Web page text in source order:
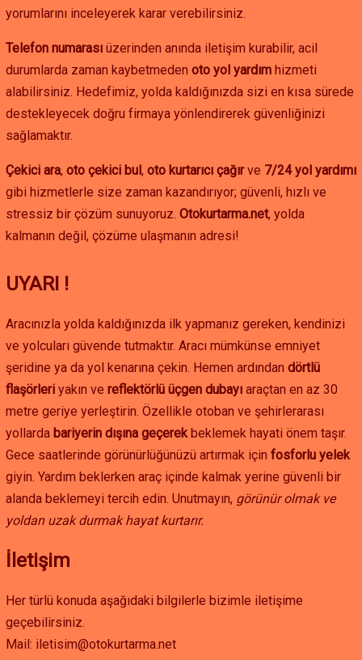
yorumlarını inceleyerek karar verebilirsiniz.
Telefon numarası üzerinden anında iletişim kurabilir, acil
durumlarda zaman kaybetmeden oto yol yardım hizmeti
alabilirsiniz. Hedefimiz, yolda kaldığınızda sizi en kısa sürede
destekleyecek doğru firmaya yönlendirerek güvenliğinizi
sağlamaktır.
Çekici ara, oto çekici bul, oto kurtarıcı çağırve 7/24 yol yardımı
gibi hizmetlerle size zaman kazandırıyor; güvenli, hızlı ve
stressiz bir çözüm sunuyoruz. Otokurtarma.net, yolda
kalmanın değil, çözüme ulaşmanın adresi!
UYARI !
Aracınızla yolda kaldığınızda ilk yapmanız gereken, kendinizi
ve yolcuları güvende tutmaktır. Aracı mümkünse emniyet
şeridine ya da yol kenarına çekin. Hemen ardından dörtlü
flaşörleri yakın ve reflektörlü üçgen dubayı araçtan en az 30
metre geriye yerleştirin. Özellikle otoban ve şehirlerarası
yollarda bariyerin dışına geçerek beklemek hayati önem taşır.
Gece saatlerinde görünürlüğünüzü artırmak için fosforlu yelek
giyin. Yardım beklerken araç içinde kalmak yerine güvenli bir
alanda beklemeyi tercih edin. Unutmayın, görünür olmak ve
yoldan uzak durmak hayat kurtarır.
İletişim
Her türlü konuda aşağıdaki bilgilerle bizimle iletişime
geçebilirsiniz.
Mail: iletisim@otokurtarma.net